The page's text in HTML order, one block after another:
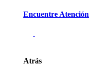
Encuentre Atención
Atrás